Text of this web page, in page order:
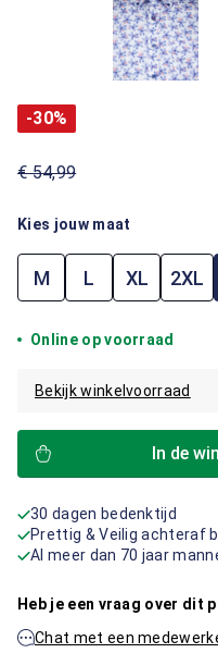
-30%
€ 54,99
Kies jouw maat
M L XL 2XL
Online op voorraad
Bekijk winkelvoorraad
In de
30 dagen bedenktijd
Prettig & Veilig achteraf
Al meer dan 70 jaar
Heb je een vraag over dit
Chat met een